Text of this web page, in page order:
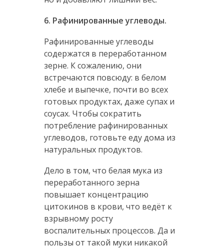
6. Рафинированные углеводы.
Рафинированные углеводы
содержатся в переработанном
зерне. К сожалению, они
встречаются повсюду: в белом
хлебе и выпечке, почти во всех
готовых продуктах, даже супах и
соусах. Чтобы сократить
потребление рафинированных
углеводов, готовьте еду дома из
натуральных продуктов.
Дело в том, что белая мука из
переработанного зерна
повышает концентрацию
цитокинов в крови, что ведёт к
взрывному росту
воспалительных процессов. Да и
пользы от такой муки никакой